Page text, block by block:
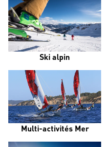
Ski alpin
Multi-activités Mer